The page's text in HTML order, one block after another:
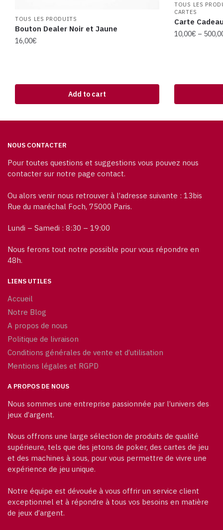
TOUS LES PRODUITS
Bouton Dealer Noir et Jaune
16,00€
Add to cart
TOUS LES
CARTES
Carte
10,00€ –
NOUS CONTACTER
Pour toutes questions et suggestions vous pouvez nous
contacter sur notre page contact.
Ou alors venir nous retrouver à l’adresse suivante : 13bis
Rue du maréchal Foch, 75000 Paris.
Lundi – Samedi : 8:30 – 19:00
Nous ferons tout notre possible pour vous répondre en
48h.
LIENS UTILES
Accueil
Notre Blog
A propos de nous
Politique de livraison
Conditions générales de vente et d’utilisation
Mentions légales et RGPD
A PROPOS DE NOUS
Nous sommes une entreprise passionnée par l’univers des
jeux d’argent.
Nous offrons une large sélection de produits de qualité
supérieure, tels que des jetons de poker, des cartes de jeu
et des machines à sous, pour vous permettre de vivre une
expérience de jeu unique.
Notre équipe est dévouée à vous offrir un service client
exceptionnel et à répondre à tous vos besoins en matière
de jeux d’argent.